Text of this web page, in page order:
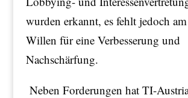
wurden erkannt, es fehlt jedoch
Willen für eine Verbesserung und
Nachschärfung.
Neben Forderungen hat TI-